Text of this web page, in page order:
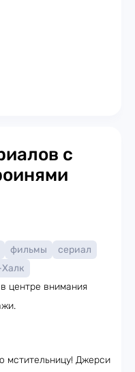
с
фильмы
сериал
центре внимания
мстительницу! Джерси